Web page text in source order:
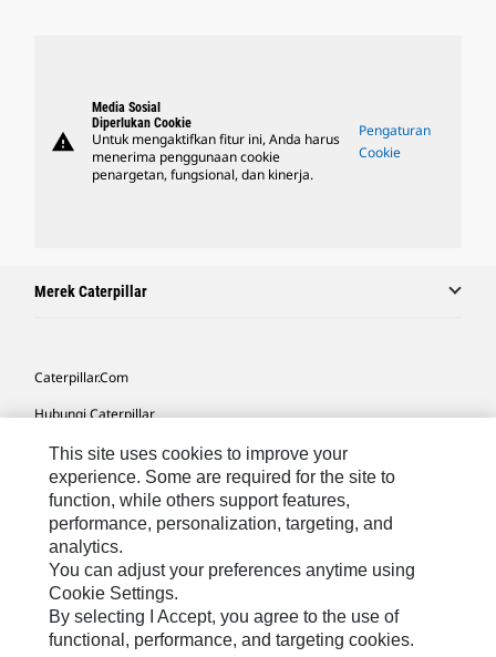
warning
Media Sosial
Diperlukan Cookie
Untuk mengaktifkan fitur ini, Anda harus
menerima penggunaan cookie
penargetan, fungsional, dan kinerja.
Pengaturan
Cookie
Merek Caterpillar
Caterpillar.com
Hubungi Caterpillar
Preferensi Pemasaran Saya
Peta Situs
Cookie Settings
Hukum
Privasi
This site uses cookies to improve your
experience. Some are required for the site to
function, while others support features,
performance, personalization, targeting, and
analytics.
You can adjust your preferences anytime using
Cookie Settings.
By selecting I Accept, you agree to the use of
functional, performance, and targeting cookies.